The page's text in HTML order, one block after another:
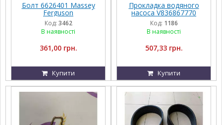
Болт 6626401 Massey
Ferguson
Код: 3462
В наявності
361,00 грн.
Купити
Прокладка водяного
насоса V836867770
AGCO PARTS Massey
Ferguson
Код: 1186
В наявності
507,33 грн.
Купити